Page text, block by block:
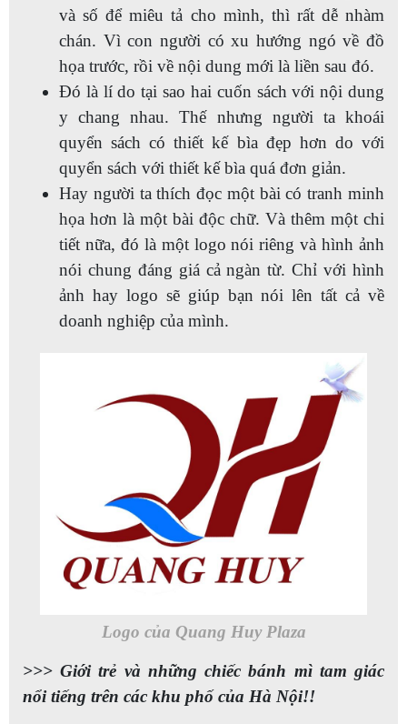
và số để miêu tả cho mình, thì rất dễ nhàm
chán. Vì con người có xu hướng ngó về đồ
họa trước, rồi về nội dung mới là liền sau đó.
Đó là lí do tại sao hai cuốn sách với nội dung
y chang nhau. Thế nhưng người ta khoái
quyển sách có thiết kế bìa đẹp hơn do với
quyển sách với thiết kế bìa quá đơn giản.
Hay người ta thích đọc một bài có tranh minh
họa hơn là một bài độc chữ. Và thêm một chi
tiết nữa, đó là một logo nói riêng và hình ảnh
nói chung đáng giá cả ngàn từ. Chỉ với hình
ảnh hay logo sẽ giúp bạn nói lên tất cả về
doanh nghiệp của mình.
Logo của Quang Huy Plaza
>>> Giới trẻ và những chiếc bánh mì tam giác
nổi tiếng trên các khu phố của Hà Nội!!